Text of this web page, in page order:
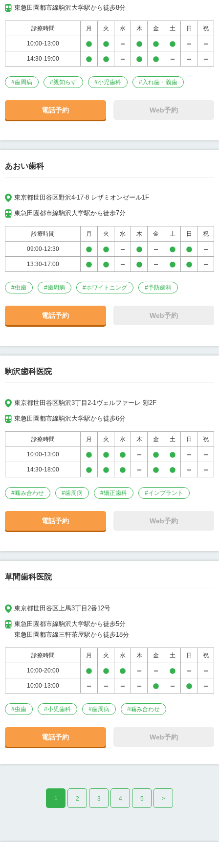
東急田園都市線駒沢大学駅から徒歩8分
診療時間 月 火 水 木 金 土 日 祝
10:00-13:00
14:30-19:00
#歯周病 #親知らず #小児歯科 #入れ歯・義歯
電話予約 Web予約
あおい歯科
東京都世田谷区野沢4-17-8 レザミオンゼール1F
東急田園都市線駒沢大学駅から徒歩7分
診療時間 月 火 水 木 金 土 日 祝
09:00-12:30
13:30-17:00
#虫歯 #歯周病 #ホワイトニング #予防歯科
電話予約 Web予約
駒沢歯科医院
東京都世田谷区駒沢3丁目2-1ヴェルファーレ 彩2F
東急田園都市線駒沢大学駅から徒歩6分
診療時間 月 火 水 木 金 土 日 祝
10:00-13:00
14:30-18:00
#噛み合わせ #歯周病 #矯正歯科 #インプラント
電話予約 Web予約
草間歯科医院
東京都世田谷区上馬3丁目2番12号
東急田園都市線駒沢大学駅から徒歩5分
東急田園都市線三軒茶屋駅から徒歩18分
診療時間 月 火 水 木 金 土 日 祝
10:00-20:00
10:00-13:00
#虫歯 #小児歯科 #歯周病 #噛み合わせ
電話予約 Web予約
1 2 3 4 5 >